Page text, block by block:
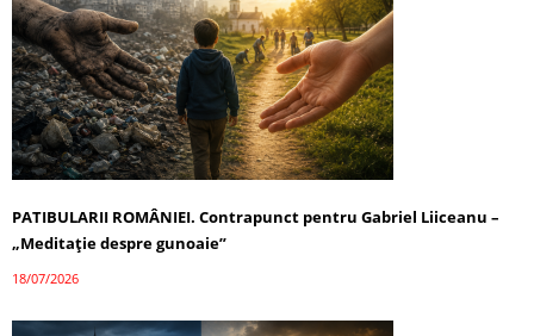
PATIBULARII ROMÂNIEI. Contrapunct pentru Gabriel Liiceanu –
„Meditație despre gunoaie”
18/07/2026